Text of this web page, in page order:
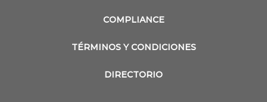
COMPLIANCE
TÉRMINOS Y CONDICIONES
DIRECTORIO